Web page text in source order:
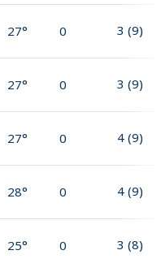
27° 0 3 (9)
27° 0 3 (9)
27° 0 4 (9)
28° 0 4 (9)
25° 0 3 (8)